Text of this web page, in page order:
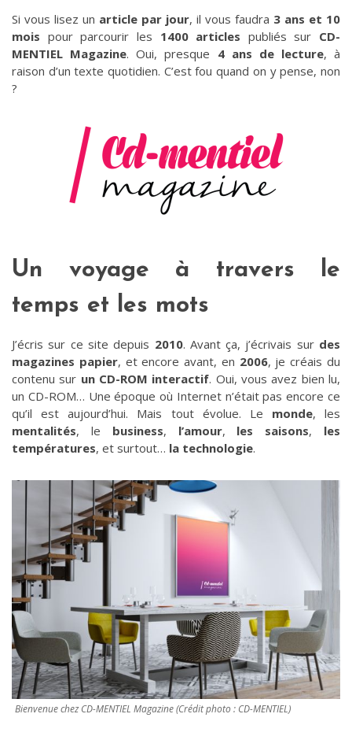
Si vous lisez un article par jour, il vous faudra 3 ans et 10
mois pour parcourir les 1400 articles publiés sur CD-
MENTIEL Magazine. Oui, presque 4 ans de lecture, à
raison d’un texte quotidien. C’est fou quand on y pense, non
?
Un voyage à travers le
temps et les mots
J’écris sur ce site depuis 2010. Avant ça, j’écrivais sur des
magazines papier, et encore avant, en 2006, je créais du
contenu sur un CD-ROM interactif. Oui, vous avez bien lu,
un CD-ROM… Une époque où Internet n’était pas encore ce
qu’il est aujourd’hui. Mais tout évolue. Le monde, les
mentalités, le business, l’amour, les saisons, les
températures, et surtout… la technologie.
Bienvenue chez CD-MENTIEL Magazine (Crédit photo : CD-MENTIEL)